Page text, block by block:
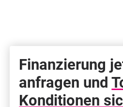
Finanzierung
anfragen und
Konditionen